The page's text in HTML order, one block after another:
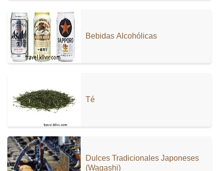
Bebidas Alcohólicas
Té
Dulces Tradicionales Japoneses
(Wagashi)